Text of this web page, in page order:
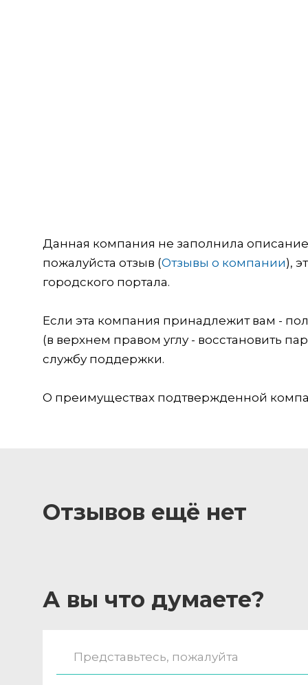
Данная компания не заполнила описание
пожалуйста отзыв (Отзывы о компании),
городского портала.
Если эта компания принадлежит вам -
(в верхнем правом углу - восстановить
службу поддержки.
О преимуществах подтвержденной
Отзывов ещё нет
А вы что думаете?